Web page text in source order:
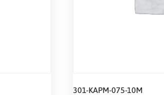
301-KAPM-075-10M